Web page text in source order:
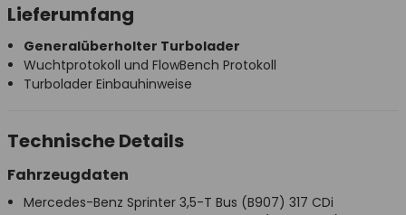
Lieferumfang
Generalüberholter Turbolader
Wuchtprotokoll und FlowBench Protokoll
Turbolader Einbauhinweise
Technische Details
Fahrzeugdaten
Mercedes-Benz Sprinter 3,5-T Bus (B907) 317 CDi